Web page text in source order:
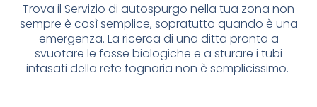
Trova il Servizio di autospurgo nella tua zona non
sempre è così semplice, sopratutto quando è una
emergenza. La ricerca di una ditta pronta a
svuotare le fosse biologiche e a sturare i tubi
intasati della rete fognaria non è semplicissimo.